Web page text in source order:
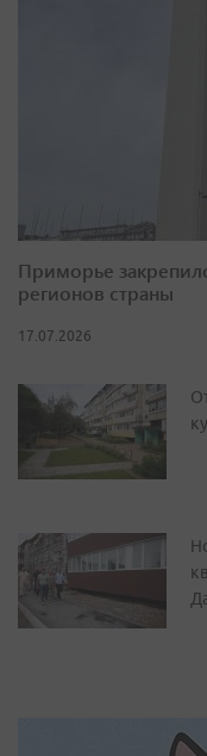
Приморье
регионов страны
17.07.2026